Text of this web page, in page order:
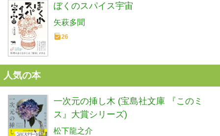
ぼくのスパイス宇宙
矢萩多聞
26
人気の本
一次元の挿し木 (宝島社文庫 『このミ
ス』大賞シリーズ)
松下龍之介